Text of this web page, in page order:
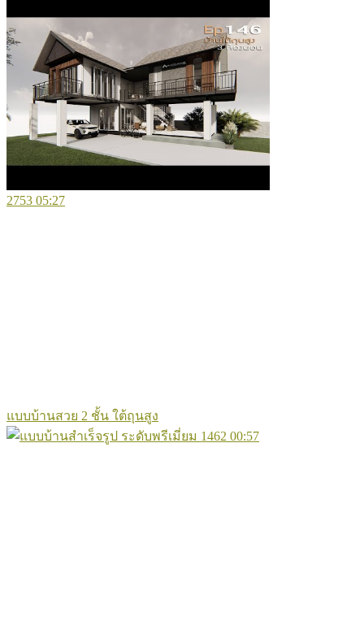
2753 05:27
แบบบ้านสวย 2 ชั้น ใต้ถุนสูง
1462 00:57